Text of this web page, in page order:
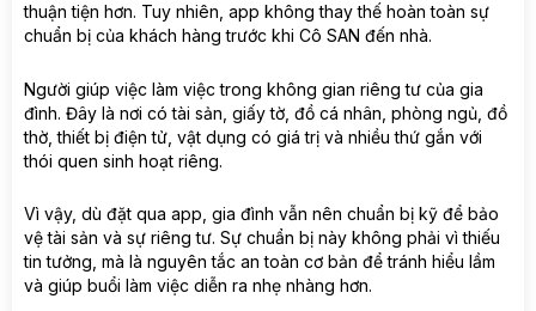
thuận tiện hơn. Tuy nhiên, app không thay thế hoàn toàn sự
chuẩn bị của khách hàng trước khi Cô SAN đến nhà.
Người giúp việc làm việc trong không gian riêng tư của gia
đình. Đây là nơi có tài sản, giấy tờ, đồ cá nhân, phòng ngủ, đồ
thờ, thiết bị điện tử, vật dụng có giá trị và nhiều thứ gắn với
thói quen sinh hoạt riêng.
Vì vậy, dù đặt qua app, gia đình vẫn nên chuẩn bị kỹ để bảo
vệ tài sản và sự riêng tư. Sự chuẩn bị này không phải vì thiếu
tin tưởng, mà là nguyên tắc an toàn cơ bản để tránh hiểu lầm
và giúp buổi làm việc diễn ra nhẹ nhàng hơn.